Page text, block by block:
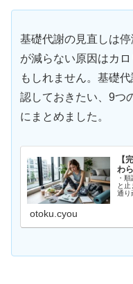
基礎代謝の見直しは
が減らない原因はカ
もしれません。基礎
認しておきたい、9つ
にまとめました。
【
わ
・
と
通り
otoku.cyou